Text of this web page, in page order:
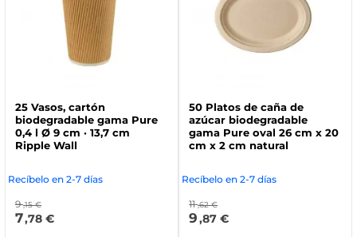
25 Vasos, cartón
biodegradable gama Pure
0,4 l Ø 9 cm · 13,7 cm
Ripple Wall
Recíbelo en 2-7 días
9 ,15 €
7,78 €
50 Platos de caña de
azúcar biodegradable
gama Pure oval 26 cm x 20
cm x 2 cm natural
Recíbelo en 2-7 días
11 ,62 €
9,87 €